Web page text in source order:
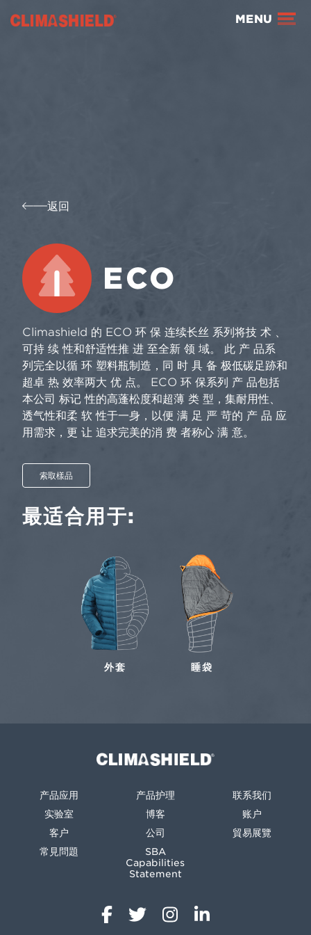
Climashield® MENU
返回
ECO
Climashield 的 ECO 环 保 连续长丝 系列将技 术 、
可持 续 性和舒适性推 进 至全新 领 域。 此 产 品系
列完全以循 环 塑料瓶制造，同 时 具 备 极低碳足跡和
超卓 热 效率两大 优 点。 ECO 环 保系列 产 品包括
本公司 标记 性的高蓬松度和超薄 类 型，集耐用性、
透气性和柔 软 性于一身，以便 满 足 严 苛的 产 品 应
用需求，更 让 追求完美的消 费 者称心 满 意。
索取樣品
最适合用于:
外套 睡袋
Climashield®
产品应用
实验室
客户
常見問題
产品护理
博客
公司
SBA
Capabilities
Statement
联系我们
账户
貿易展覽